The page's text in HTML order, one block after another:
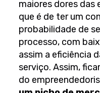
maiores dores das
que é de ter um
probabilidade de
processo, com
assim a eficiência
serviço. Assim,
do